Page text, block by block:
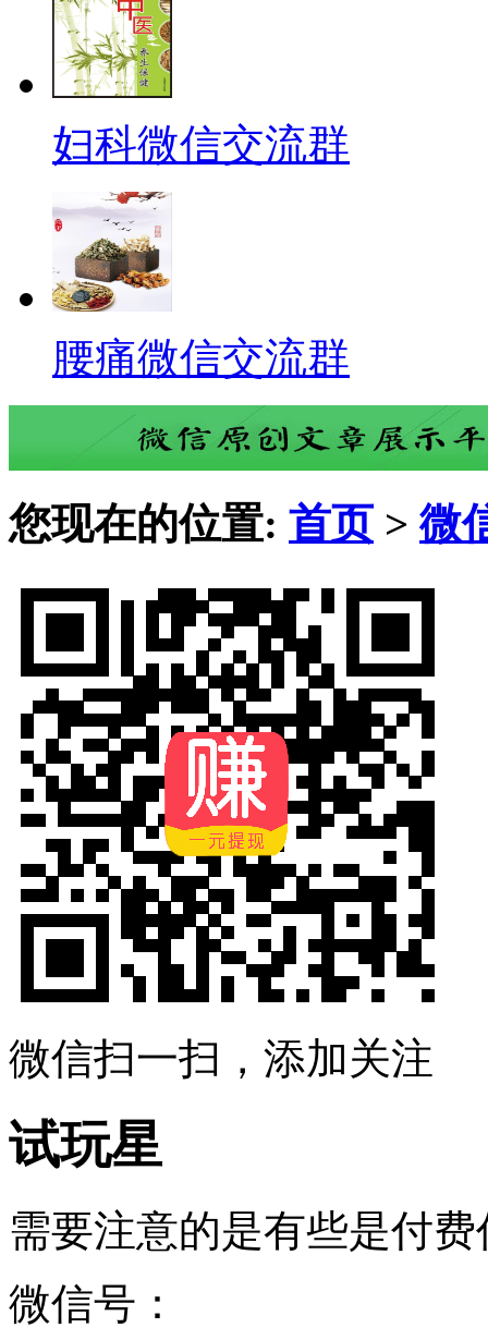
妇科微信交流群
腰痛微信交流群
您现在的位置: 首页 >微
微信扫一扫，添加关注
试玩星
需要注意的是有些是付费
微信号：